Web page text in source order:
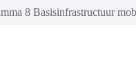
8 Basisinfrastructuur